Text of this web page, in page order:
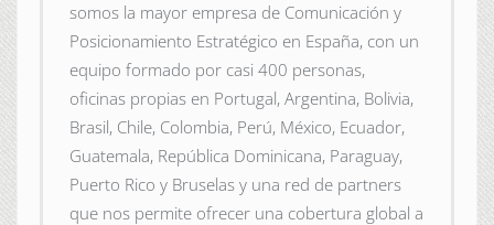
somos la mayor empresa de Comunicación y
Posicionamiento Estratégico en España, con un
equipo formado por casi 400 personas,
oficinas propias en Portugal, Argentina, Bolivia,
Brasil, Chile, Colombia, Perú, México, Ecuador,
Guatemala, República Dominicana, Paraguay,
Puerto Rico y Bruselas y una red de partners
que nos permite ofrecer una cobertura global a